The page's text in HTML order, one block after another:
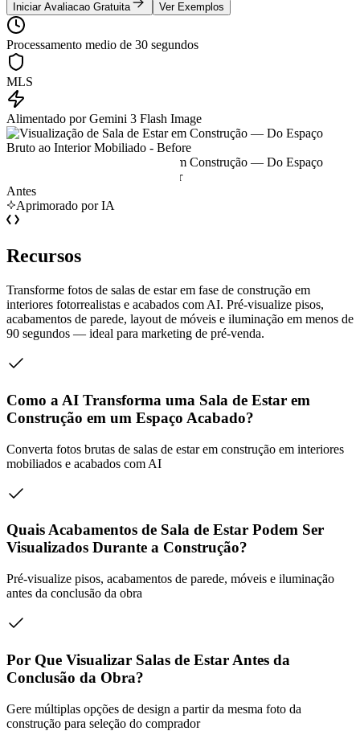
Iniciar Avaliacao Gratuita Ver Exemplos
Processamento medio de 30 segundos
MLS
Alimentado por Gemini 3 Flash Image
Antes
Aprimorado por IA
Recursos
Transforme fotos de salas de estar em fase de construção em
interiores fotorrealistas e acabados com AI. Pré-visualize pisos,
acabamentos de parede, layout de móveis e iluminação em menos de
90 segundos — ideal para marketing de pré-venda.
Como a AI Transforma uma Sala de Estar em
Construção em um Espaço Acabado?
Converta fotos brutas de salas de estar em construção em interiores
mobiliados e acabados com AI
Quais Acabamentos de Sala de Estar Podem Ser
Visualizados Durante a Construção?
Pré-visualize pisos, acabamentos de parede, móveis e iluminação
antes da conclusão da obra
Por Que Visualizar Salas de Estar Antes da
Conclusão da Obra?
Gere múltiplas opções de design a partir da mesma foto da
construção para seleção do comprador